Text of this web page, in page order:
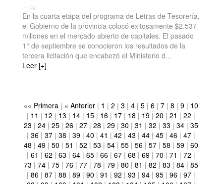
| -
En la cuarta etapa del programa de Letras de Tesorería,
el Gobierno de la provincia colocó exitosamente $2.537
millones en el mercado abierto de capitales. El pasado
1° de septiembre se conocieron los resultados de la
tercera licitación que encabezó el Ministerio d...
Leer [+]
«« Primera | « Anterior | 1 | 2 | 3 | 4 | 5 | 6 | 7 | 8 | 9 | 10
| 11 | 12 | 13 | 14 | 15 | 16 | 17 | 18 | 19 | 20 | 21 | 22 |
23 | 24 | 25 | 26 | 27 | 28 | 29 | 30 | 31 | 32 | 33 | 34 | 35
| 36 | 37 | 38 | 39 | 40 | 41 | 42 | 43 | 44 | 45 | 46 | 47 |
48 | 49 | 50 | 51 | 52 | 53 | 54 | 55 | 56 | 57 | 58 | 59 | 60
| 61 | 62 | 63 | 64 | 65 | 66 | 67 | 68 | 69 | 70 | 71 | 72 |
73 | 74 | 75 | 76 | 77 | 78 | 79 | 80 | 81 | 82 | 83 | 84 | 85
| 86 | 87 | 88 | 89 | 90 | 91 | 92 | 93 | 94 | 95 | 96 | 97 |